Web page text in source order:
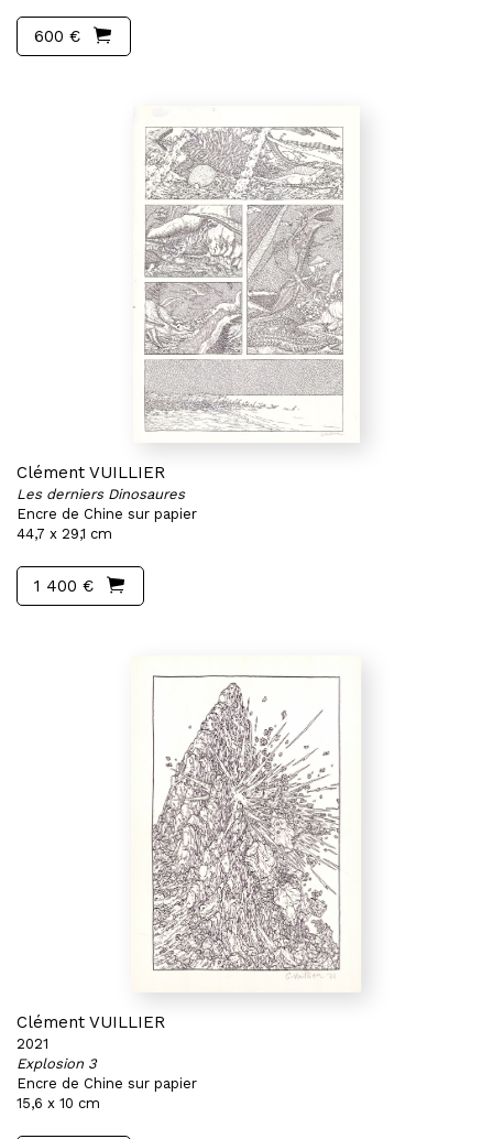
600 €
Clément VUILLIER
Les derniers Dinosaures
Encre de Chine sur papier
44,7 x 29,1 cm
1 400 €
Clément VUILLIER
2021
Explosion 3
Encre de Chine sur papier
15,6 x 10 cm